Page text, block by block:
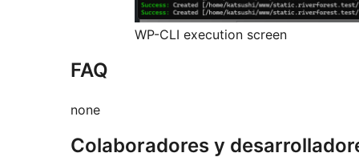
WP-CLI execution screen
FAQ
none
Colaboradores y